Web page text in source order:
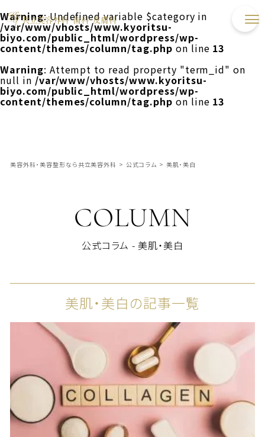
Warning: Undefined variable $category in
/var/www/vhosts/www.kyoritsu-
biyo.com/public_html/wordpress/wp-
content/themes/column/tag.php on line 13
Warning: Attempt to read property "term_id" on
null in /var/www/vhosts/www.kyoritsu-
biyo.com/public_html/wordpress/wp-
content/themes/column/tag.php on line 13
美容外科・美容整形なら共立美容外科 > 公式コラム > 美肌・美白
COLUMN
公式コラム - 美肌・美白
美肌・美白の記事一覧